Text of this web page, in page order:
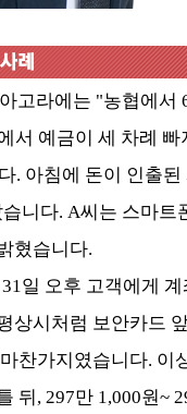
고라에는 "농협에
서 예금이 세 차례
. 아침에 돈이 인출
니다. A씨는 스마
혔습니다.
일 오후 고객에게
상시처럼 보안카드
찬가지였습니다.
뒤, 297만 1,000원~